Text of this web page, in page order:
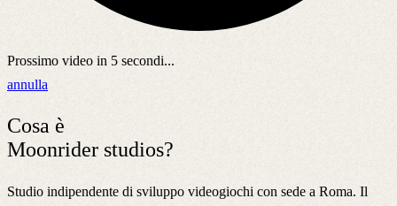
Prossimo video in 5 secondi...
annulla
Cosa è
Moonrider studios?
Studio indipendente di sviluppo videogiochi con sede a Roma. Il